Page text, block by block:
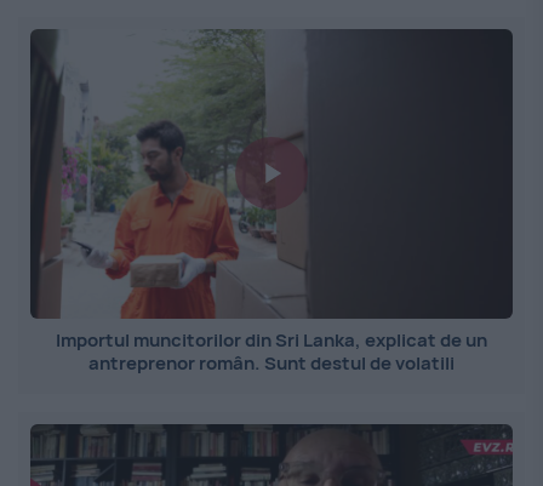
Importul muncitorilor din Sri Lanka, explicat de un
antreprenor român. Sunt destul de volatili